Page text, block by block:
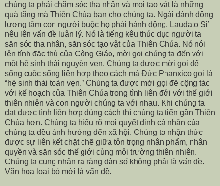
chúng ta phải chăm sóc tha nhân và mọi tạo vật là những
quà tặng mà Thiên Chúa ban cho chúng ta. Ngài đánh động
lương tâm con người buộc họ phải hành động. Laudato Si’
nêu lên vấn đề luân lý. Nó là tiếng kêu thúc dục người ta
săn sóc tha nhân, săn sóc tạo vật của Thiên Chúa. Nó nói
lên tính đặc thù của Công Giáo, mời gọi chúng ta đến với
một hệ sinh thái nguyên vẹn. Chúng ta được mời gọi để
sống cuộc sống liên hợp theo cách mà Đức Phanxico gọi là
“hệ sinh thái toàn vẹn.” Chúng ta được mời gọi để cộng tác
với kế hoạch của Thiên Chúa trong tình liên đới với thế giới
thiên nhiên và con người chúng ta với nhau. Khi chúng ta
đạt được tình liên hợp đúng cách thì chúng ta tiến gần Thiên
Chúa hơn. Chúng ta hiểu rõ mọi quyết định cá nhân của
chúng ta đều ảnh hưởng đến xã hội. Chúng ta nhận thức
được sự liên kết chặt chẽ giữa tôn trọng nhân phẩm, nhân
quyền và săn sóc thế giới cùng môi trường thiên nhiên.
Chúng ta cũng nhận ra rằng dân số không phải là vấn đề.
Văn hóa loại bỏ mới là vấn đề.